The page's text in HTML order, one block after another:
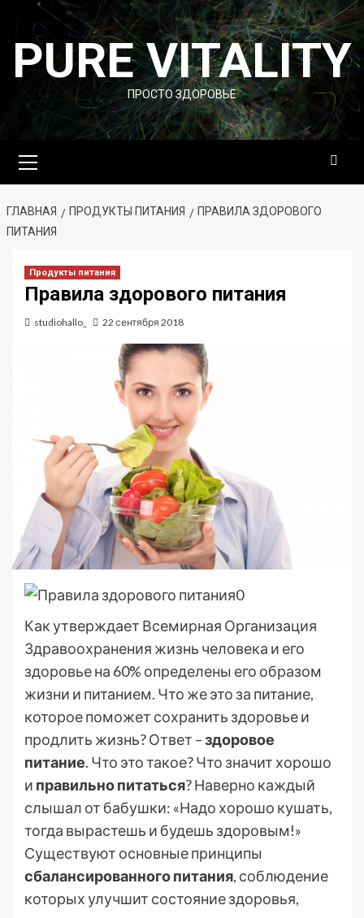
Перейти
содержимому
PURE VITALITY
ПРОСТО ЗДОРОВЬЕ
меню
ГЛАВНАЯ ПРОДУКТЫ ПИТАНИЯ
ПРАВИЛА ЗДОРОВОГО
ПИТАНИЯ
Продукты питания
Правила здорового питания
studiohallo_ 22 сентября 2018
Как утверждает Всемирная Организация
Здравоохранения жизнь человека и его
здоровье на 60% определены его образом
жизни и питанием. Что же это за питание,
которое поможет сохранить здоровье и
продлить жизнь? Ответ –здоровое
питание. Что это такое? Что значит хорошо
и правильно питаться? Наверно каждый
слышал от бабушки: «Надо хорошо кушать,
тогда вырастешь и будешь здоровым!»
Существуют основные принципы
сбалансированного питания, соблюдение
которых улучшит состояние здоровья,